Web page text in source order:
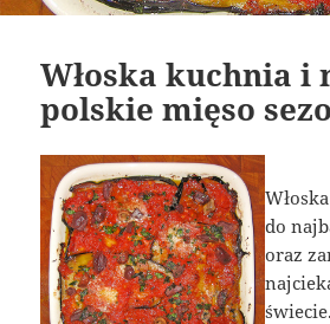
Włoska kuchnia i
polskie mięso
do
oraz